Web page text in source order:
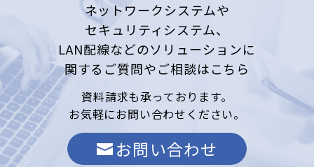
ネットワークシステムや
セキュリティシステム、
LAN配線などのソリューションに
関する ご質問やご相談はこちら
資料請求も承っております。
お気軽にお問い合わせください。
お問い合わせ